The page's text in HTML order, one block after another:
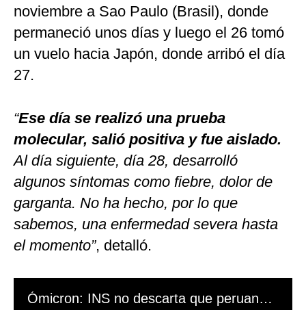
noviembre a Sao Paulo (Brasil), donde
permaneció unos días y luego el 26 tomó
un vuelo hacia Japón, donde arribó el día
27.
“Ese día se realizó una prueba
molecular, salió positiva y fue aislado.
Al día siguiente, día 28, desarrolló
algunos síntomas como fiebre, dolor de
garganta. No ha hecho, por lo que
sabemos, una enfermedad severa hasta
el momento”, detalló.
Ómicron: INS no descarta que peruano se infectó que nueva variante COVID-19 en Perú